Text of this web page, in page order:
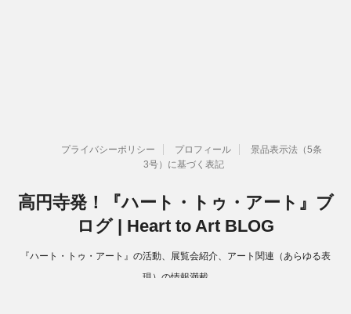
プライバシーポリシー プロフィール
景品表示法（5条
3号）に基づく表記
高円寺発！『ハート・トゥ・アート』ブ
ログ | Heart to Art BLOG
『ハート・トゥ・アート』の活動、展覧会紹介、アート関連（あらゆる表
現）の情報満載